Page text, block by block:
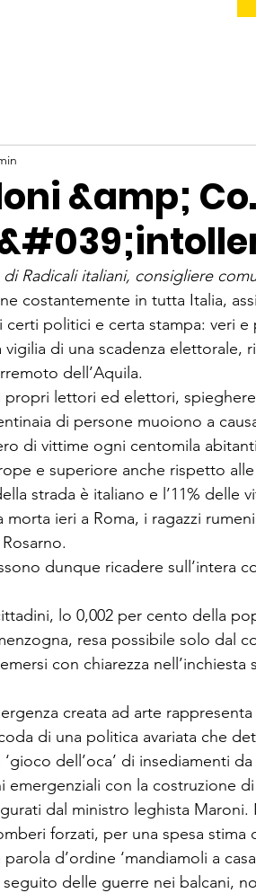
&amp; Co.
Radicali italiani, consigliere
costantemente in tutta Italia,
certi politici e certa stampa: veri e
di una scadenza elettorale,
dell’Aquila.
propri lettori ed elettori,
di persone muoiono a
di vittime ogni centomila
e superiore anche rispetto
strada è italiano e l’11% delle
ieri a Roma, i ragazzi
dunque ricadere sull’intera
lo 0,002 per cento della
resa possibile solo dal
con chiarezza nell’inchiesta
creata ad arte rappresenta
di una politica avariata che
dell’oca’ di insediamenti
emergenziali con la costruzione
dal ministro leghista Maroni.
forzati, per una spesa stima
d’ordine ‘mandiamoli a
delle guerre nei balcani,